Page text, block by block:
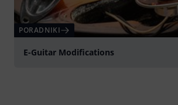
PORADNIKI
E-Guitar Modifications